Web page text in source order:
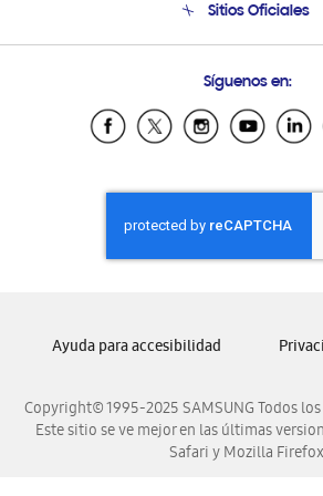
Condiciones de Compra
Soporte vía eMail
Sitios Oficiales
Samsung Ecuador
Samsung El
Samsung Honduras
Samsung Nicaragua
Samsung Panamá
Samsung Venezuela
Síguenos en:
Copyright© 1995-2025 SAMSUNG Todos
Este sitio se ve mejor en las últimas
Safari y Mozilla
Ayuda para accesibilidad